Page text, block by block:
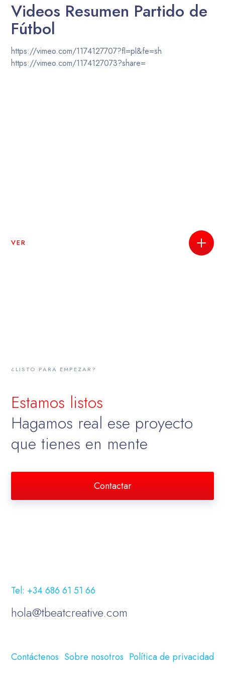
Videos Resumen Partido de
Fútbol
https://vimeo.com/1174127707?fl=pl&fe=sh
https://vimeo.com/1174127073?share=
VER
¿LISTO PARA EMPEZAR?
Estamos listos
Hagamos real ese proyecto
que tienes en mente
Contactar
Tel: +34 686 61 51 66
hola@tbeatcreative.com
Contáctenos Sobre nosotros Política de privacidad